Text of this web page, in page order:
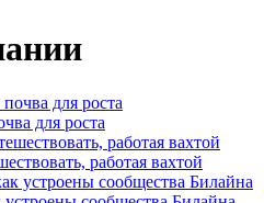
для роста
работая вахтой